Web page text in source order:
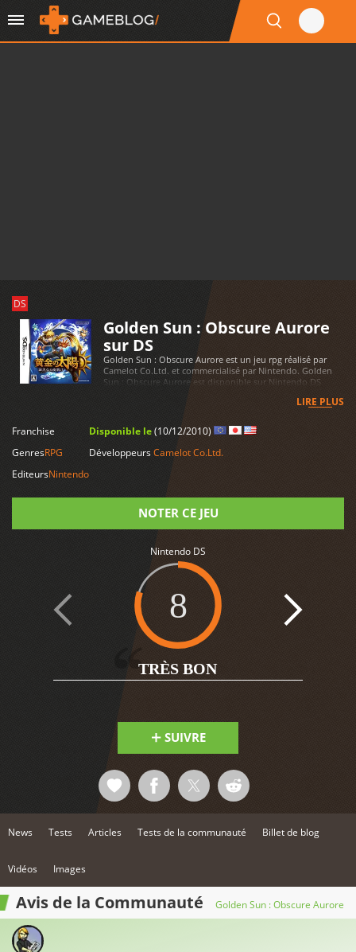
DS
Golden Sun : Obscure Aurore
sur DS
Golden Sun : Obscure Aurore est un jeu rpg réalisé par
Camelot Co.Ltd. et commercialisé par Nintendo. Golden
Sun : Obscure Aurore est disponible sur Nintendo DS
LIRE PLUS
Franchise
GenresRPG
EditeursNintendo
Disponible le(10/12/2010)
DéveloppeursCamelot Co.Ltd.
NOTER CE JEU
Nintendo DS
8
TRÈS BON
SUIVRE
News Tests Articles Tests de la communauté Billet de blog
Vidéos Images
Avis de la Communauté Golden Sun : Obscure Aurore